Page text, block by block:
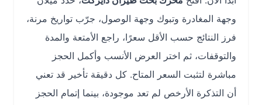
وجهة المغادرة وتبوك وجهة الوصول، جرّب تواريخ مرنة،
فرز النتائج حسب الأقل سعرًا، راجع الأمتعة والمدة
والتوقفات، ثم اختر العرض الأنسب وأكمل الحجز
مباشرة لتثبت السعر المتاح. كل دقيقة تأخير قد تعني
أن التذكرة الأرخص لم تعد موجودة، بينما إتمام الحجز